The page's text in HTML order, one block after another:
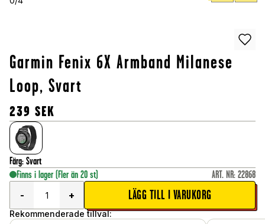
Garmin Fenix 6X Armband Milanese
Loop, Svart
239 SEK
Färg: Svart
Finns i lager (Fler än 20 st) ART. NR: 22868
-
+ LÄGG TILL I VARUKORG
Rekommenderade tillval: